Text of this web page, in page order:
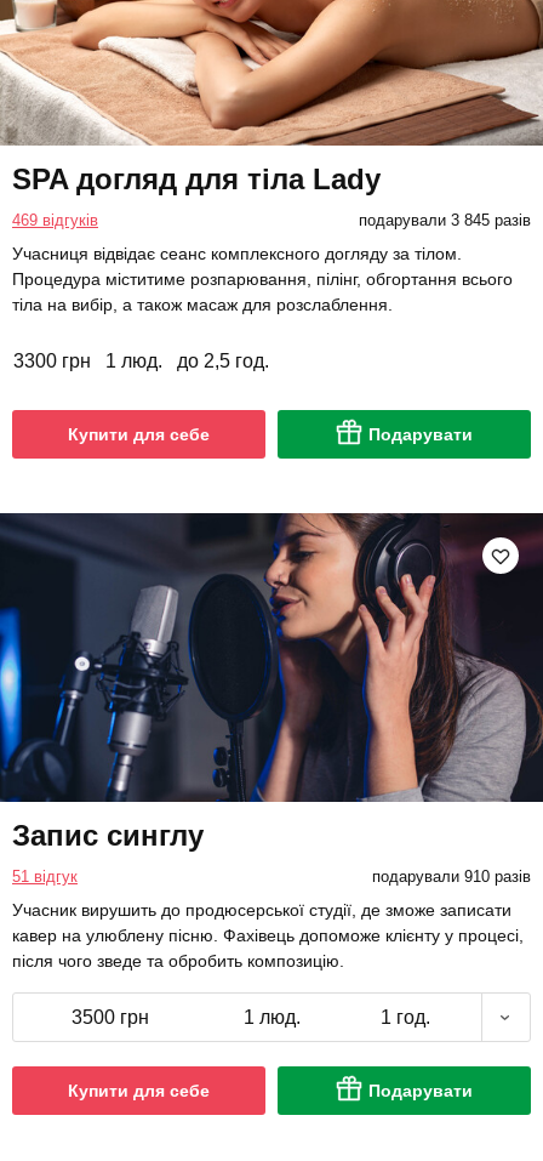
SPA догляд для тіла Lady
469 відгуків подарували 3 845 разів
Учасниця відвідає сеанс комплексного догляду за тілом.
Процедура міститиме розпарювання, пілінг, обгортання всього
тіла на вибір, а також масаж для розслаблення.
3300 грн 1 люд. до 2,5 год.
Купити для себе Подарувати
Запис синглу
51 відгук подарували 910 разів
Учасник вирушить до продюсерської студії, де зможе записати
кавер на улюблену пісню. Фахівець допоможе клієнту у процесі,
після чого зведе та обробить композицію.
3500 грн 1 люд. 1 год.
Купити для себе Подарувати